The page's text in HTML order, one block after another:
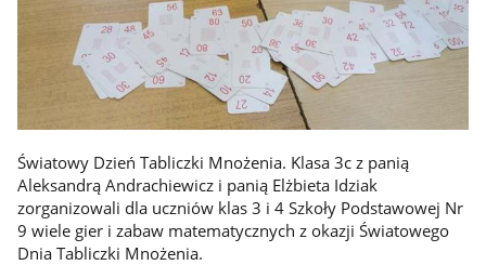
Światowy Dzień Tabliczki Mnożenia. Klasa 3c z panią
Aleksandrą Andrachiewicz i panią Elżbieta Idziak
zorganizowali dla uczniów klas 3 i 4 Szkoły Podstawowej Nr
9 wiele gier i zabaw matematycznych z okazji Światowego
Dnia Tabliczki Mnożenia.